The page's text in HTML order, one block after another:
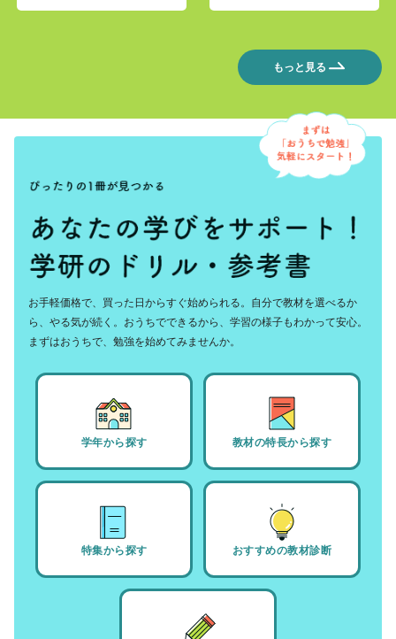
もっと見る
お手軽価格で、買った日からすぐ始められる。自分で教材を選べるか
ら、やる気が続く。おうちでできるから、学習の様子もわかって安心。
まずはおうちで、勉強を始めてみませんか。
学年から探す 教材の特長から探す
特集から探す おすすめの教材診断